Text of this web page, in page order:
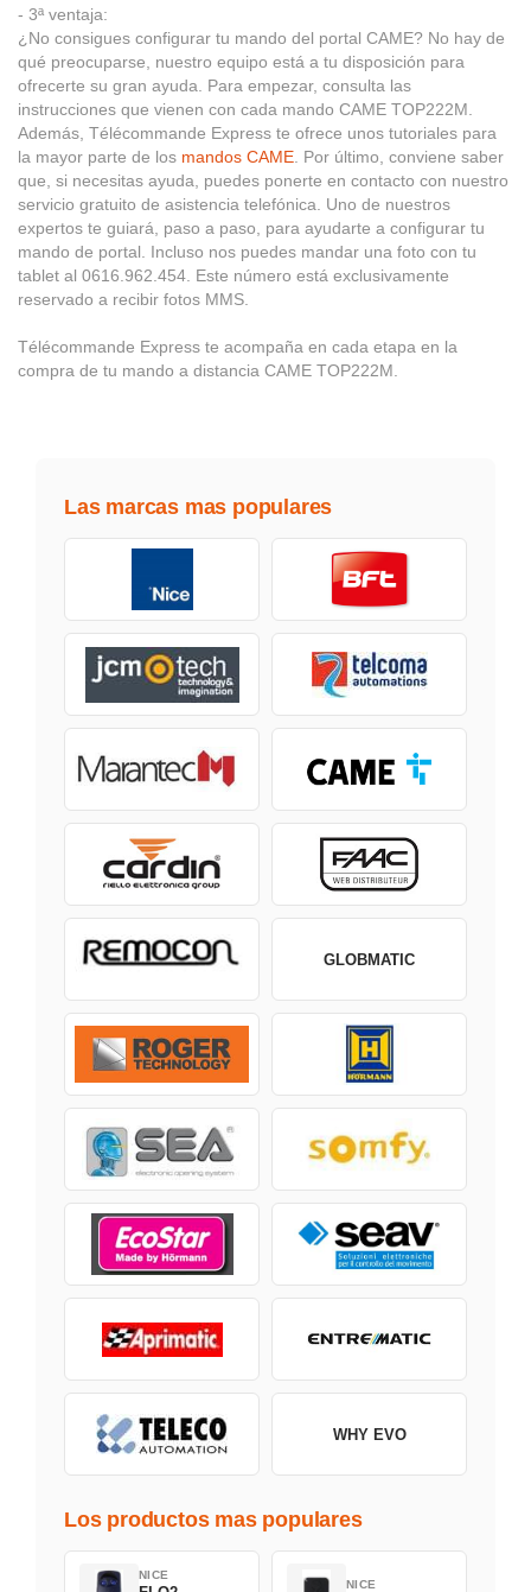
- 3ª ventaja:
¿No consigues configurar tu mando del portal CAME? No hay de
qué preocuparse, nuestro equipo está a tu disposición para
ofrecerte su gran ayuda. Para empezar, consulta las
instrucciones que vienen con cada mando CAME TOP222M.
Además, Télécommande Express te ofrece unos tutoriales para
la mayor parte de los mandos CAME. Por último, conviene saber
que, si necesitas ayuda, puedes ponerte en contacto con nuestro
servicio gratuito de asistencia telefónica. Uno de nuestros
expertos te guiará, paso a paso, para ayudarte a configurar tu
mando de portal. Incluso nos puedes mandar una foto con tu
tablet al 0616.962.454. Este número está exclusivamente
reservado a recibir fotos MMS.
Télécommande Express te acompaña en cada etapa en la
compra de tu mando a distancia CAME TOP222M.
Las marcas mas populares
GLOBMATIC
WHY EVO
Los productos mas populares
NICE
NICE